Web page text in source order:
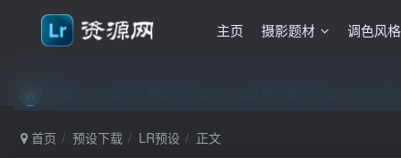
主页 摄影题材 调色风格
首页
预设下载 LR预设 正文